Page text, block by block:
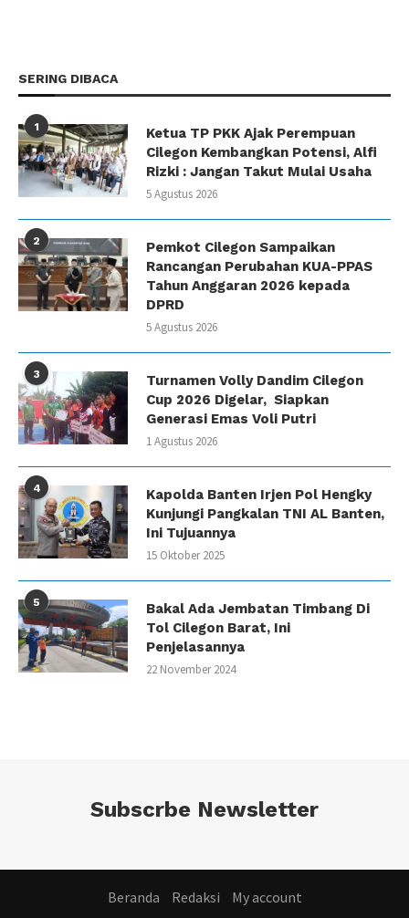
SERING DIBACA
1
Ketua TP PKK Ajak Perempuan
Cilegon Kembangkan Potensi, Alfi
Rizki : Jangan Takut Mulai Usaha
5 Agustus 2026
2
Pemkot Cilegon Sampaikan
Rancangan Perubahan KUA-PPAS
Tahun Anggaran 2026 kepada
DPRD
5 Agustus 2026
3
Turnamen Volly Dandim Cilegon
Cup 2026 Digelar, Siapkan
Generasi Emas Voli Putri
1 Agustus 2026
4
Kapolda Banten Irjen Pol Hengky
Kunjungi Pangkalan TNI AL Banten,
Ini Tujuannya
15 Oktober 2025
5
Bakal Ada Jembatan Timbang Di
Tol Cilegon Barat, Ini
Penjelasannya
22 November 2024
Subscrbe Newsletter
Beranda Redaksi My account